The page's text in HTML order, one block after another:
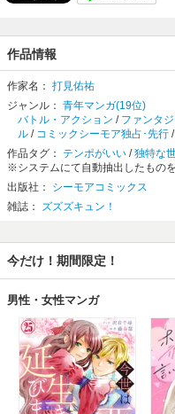
作品情報
作家名： 打見佑祐
ジャンル： 青年マンガ(19位)
バトル・アクション / ファンタ
ル / コミックシーモア独占･先行 /
作品タグ： テンポがいい /独特な
※システムにて自動抽出したもの
出版社： シーモアコミックス
雑誌： ズズズキュン！
今だけ！期間限定！
男性・女性マンガ